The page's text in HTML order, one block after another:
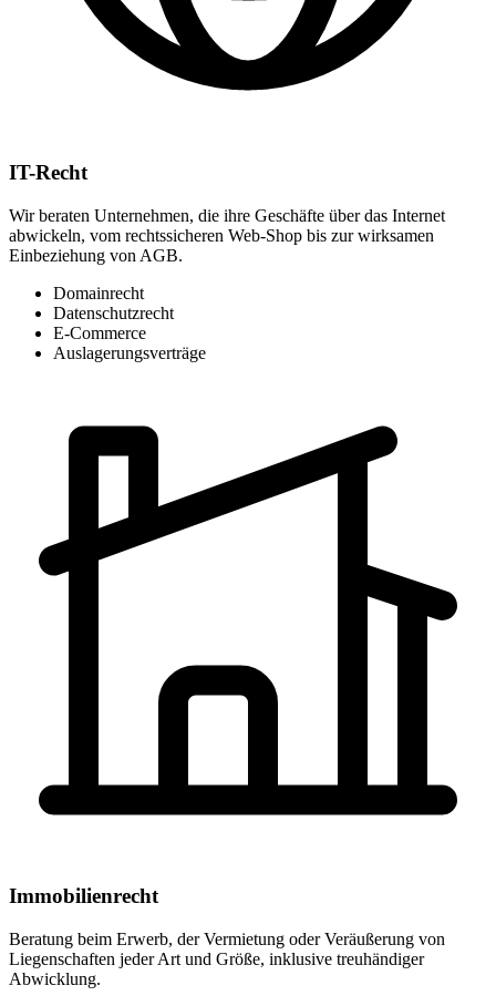
IT-Recht
Wir beraten Unternehmen, die ihre Geschäfte über das Internet
abwickeln, vom rechtssicheren Web-Shop bis zur wirksamen
Einbeziehung von AGB.
Domainrecht
Datenschutzrecht
E-Commerce
Auslagerungsverträge
Immobilienrecht
Beratung beim Erwerb, der Vermietung oder Veräußerung von
Liegenschaften jeder Art und Größe, inklusive treuhändiger
Abwicklung.